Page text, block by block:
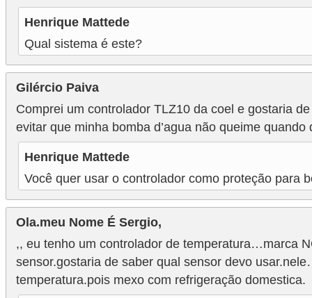
Henrique Mattede
Qual sistema é este?
Gilércio Paiva
Comprei um controlador TLZ10 da coel e gostaria
evitar que minha bomba d’agua não queime
Henrique Mattede
Você quer usar o controlador como proteção para
Ola.meu Nome É Sergio,
,, eu tenho um controlador de temperatura…marca
sensor.gostaria de saber qual sensor devo
temperatura.pois mexo com refrigeração domestica.
c
s
S
g
u
r
a
n
ç
a
e
m